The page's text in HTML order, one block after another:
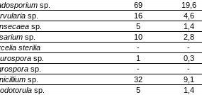
sp. 69
19,6
sp. 16
4,6
sp. 5
1,4
sp. 10
2,8
sterilia
-
-
sp. 1
0,3
sp. -
-
sp. 32
9,1
sp. 5
1,4